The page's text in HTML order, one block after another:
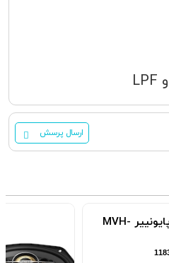
ارسال پرسش
پخش پایونییر MVH-